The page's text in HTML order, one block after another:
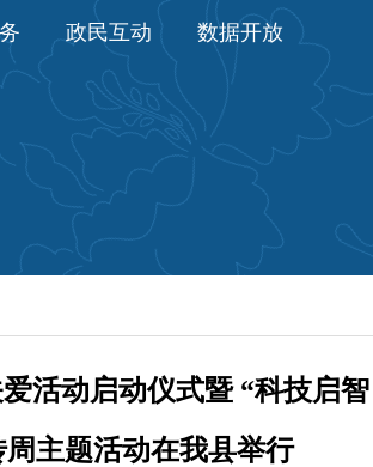
政民互动 数据开放
活动启动仪式暨 “科技启
周主题活动在我县举行